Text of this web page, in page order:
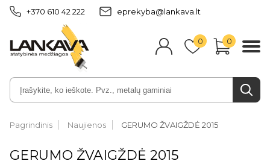
+370 610 42 222 eprekyba@lankava.lt
0 0
Pagrindinis Naujienos GERUMO ŽVAIGŽDĖ 2015
GERUMO ŽVAIGŽDĖ 2015